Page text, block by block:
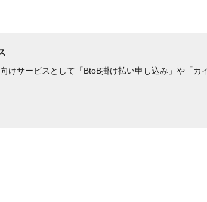
けサービスとして「BtoB掛け払い申し込み」や「